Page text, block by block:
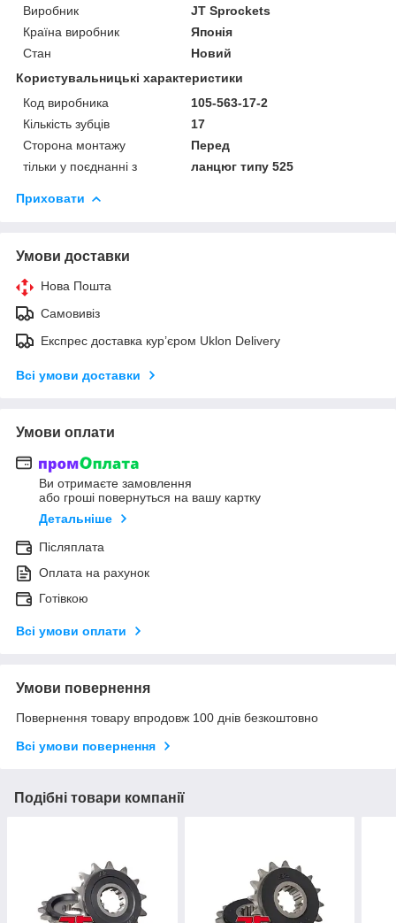
Виробник
JT Sprockets
Країна виробник
Японія
Стан
Новий
Користувальницькі характеристики
Код виробника
105-563-17-2
Кількість зубців
17
Сторона монтажу
Перед
тільки у поєднанні з
ланцюг типу 525
Приховати
Умови доставки
Нова Пошта
Самовивіз
Експрес доставка кур’єром Uklon Delivery
Всі умови доставки
Умови оплати
Ви отримаєте замовлення
або гроші повернуться на вашу картку
Детальніше
Післяплата
Оплата на рахунок
Готівкою
Всі умови оплати
Умови повернення
Повернення товару впродовж 100 днів безкоштовно
Всі умови повернення
Подібні товари компанії